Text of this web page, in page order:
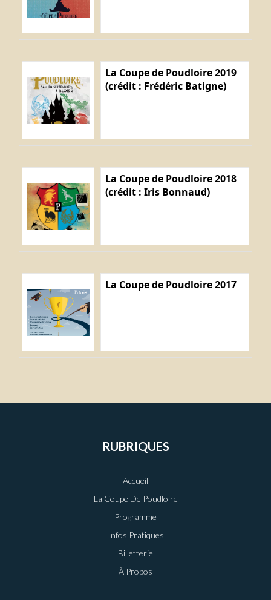
La Coupe de Poudloire 2019
(crédit : Frédéric Batigne)
La Coupe de Poudloire 2018
(crédit : Iris Bonnaud)
La Coupe de Poudloire 2017
RUBRIQUES
Accueil
La Coupe De Poudloire
Programme
Infos Pratiques
Billetterie
À Propos